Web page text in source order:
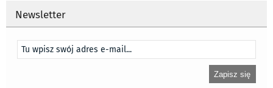
Newsletter